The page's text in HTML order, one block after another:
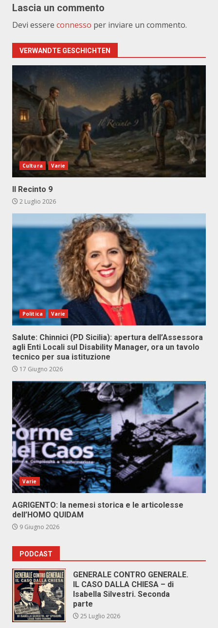
Lascia un commento
Devi essere connesso per inviare un commento.
VERWANDTE GESCHICHTEN
Cultura Varie
Il Recinto 9
2 Luglio 2026
Politica Varie
Salute: Chinnici (PD Sicilia): apertura dell’Assessora
agli Enti Locali sul Disability Manager, ora un tavolo
tecnico per sua istituzione
17 Giugno 2026
Varie
AGRIGENTO: la nemesi storica e le articolesse
dell’HOMO QUIDAM
9 Giugno 2026
PODCAST
GENERALE CONTRO GENERALE.
IL CASO DALLA CHIESA – di
Isabella Silvestri. Seconda
parte
25 Luglio 2026